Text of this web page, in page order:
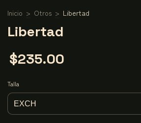
Inicio > Otros > Libertad
Libertad
$235.00
Talla